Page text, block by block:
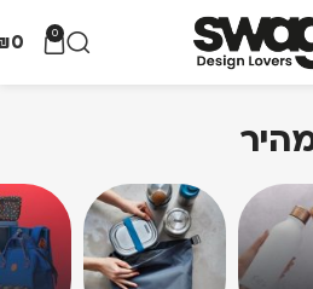
0
0